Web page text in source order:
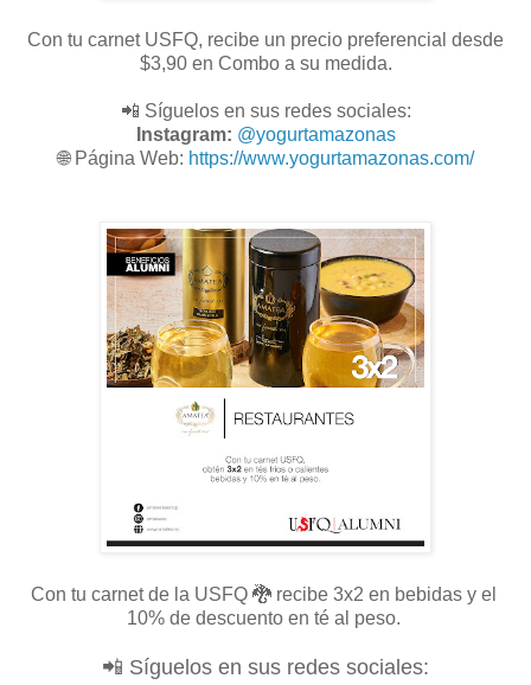
Con tu carnet USFQ, recibe un precio preferencial desde
$3,90 en Combo a su medida.
📲 Síguelos en sus redes sociales:
Instagram: @yogurtamazonas
🌐 Página Web: https://www.yogurtamazonas.com/
Con tu carnet de la USFQ 🐉 recibe 3x2 en bebidas y el
10% de descuento en té al peso.
📲 Síguelos en sus redes sociales: